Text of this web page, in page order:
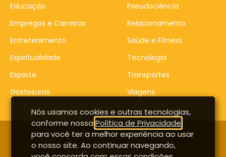
Educação
Empregos e Carreiras
Entretenimento
Espiritualidade
Esporte
Gostosuras
Pseudociência
Relacionamento
Saúde e Fitness
Tecnologia
Transportes
Viagens
Contato
Entrar
Privacidade
Termos de uso
Nós usamos cookies e outras tecnologias,
conforme nossaPolítica de Privacidade
para você ter a melhor experiência ao usar
o nosso site. Ao continuar navegando,